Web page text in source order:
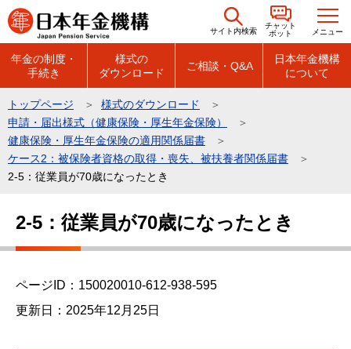
こ
の
の
先
頭
で
サイト内検索
チャット
ボット
メニュー
年金の制度・
手続き
様式の
ダウンロード
ご相談・Q&A
日本年金機構
について
トップページ
様式のダウンロード
申請・届出様式（健康保険・厚生年金保険）
健康保険・厚生年金保険の適用関係届書
ケース2：被保険者資格の取得・喪失、被扶養者関係届書
2-5：従業員が70歳になったとき
こ
2-5：従業員が70歳になったとき
ページID：150020010-612-938-595
更新日：2025年12月25日